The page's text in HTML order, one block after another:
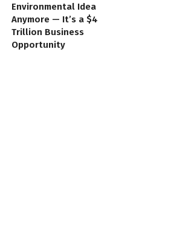
Environmental Idea
Anymore — It’s a $4
Trillion Business
Opportunity